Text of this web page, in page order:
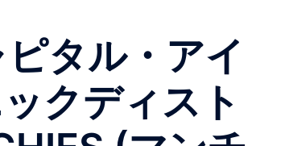
タル・アイ
クディスト